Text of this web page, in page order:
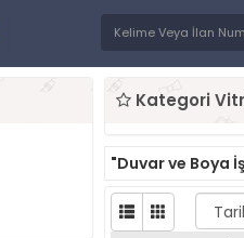
Kategori
"Duvar ve Boya